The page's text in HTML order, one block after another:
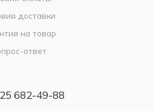
доставки
на товар
ответ
682-49-88